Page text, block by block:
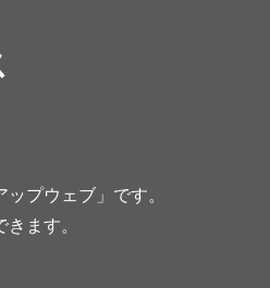
プウェブ」です。
ます。